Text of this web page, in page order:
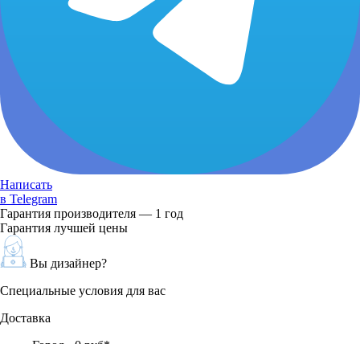
Написать
в Telegram
Гарантия производителя — 1 год
Гарантия лучшей цены
Вы дизайнер?
Специальные условия для вас
Доставка